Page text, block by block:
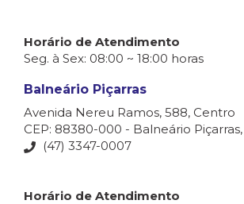
Horário de Atendimento
Seg. à Sex: 08:00 ~ 18:00 horas
Balneário Piçarras
Avenida Nereu Ramos, 588, Centro
CEP: 88380-000 - Balneário Piçarras,
(47) 3347-0007
Horário de Atendimento